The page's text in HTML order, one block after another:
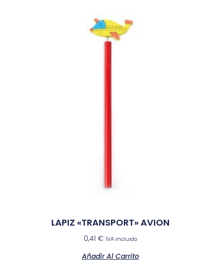
LAPIZ «TRANSPORT» AVION
0,41 € IVA incluido
Añadir Al Carrito